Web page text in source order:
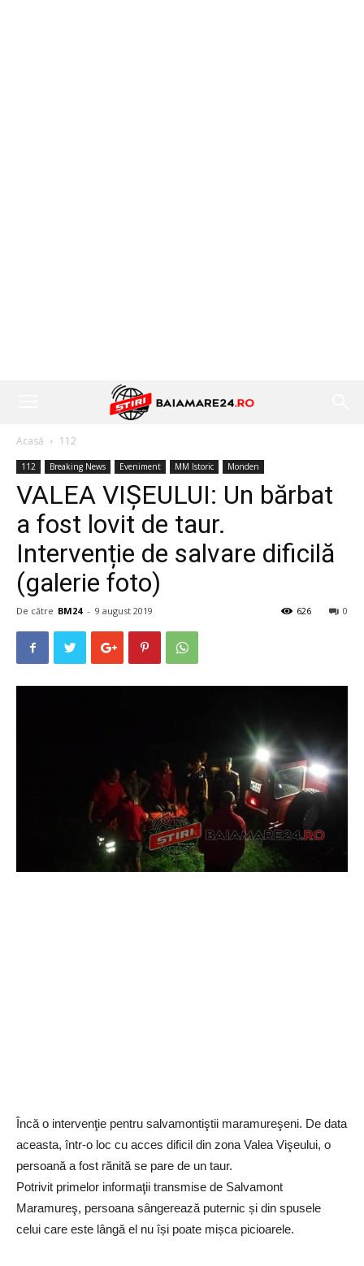
Acasă 112
112 Breaking News Eveniment MM Istoric Monden
VALEA VIȘEULUI: Un bărbat
a fost lovit de taur.
Intervenție de salvare dificilă
(galerie foto)
De către BM24 - 9 august 2019 0
626
Încă o intervenţie pentru salvamontiştii maramureşeni. De data
aceasta, într-o loc cu acces dificil din zona Valea Vişeului, o
persoană a fost rănită se pare de un taur.
Potrivit primelor informaţii transmise de Salvamont
Maramureş, persoana sângerează puternic și din spusele
celui care este lângă el nu își poate mișca picioarele.